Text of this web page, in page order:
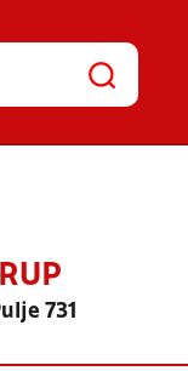
731